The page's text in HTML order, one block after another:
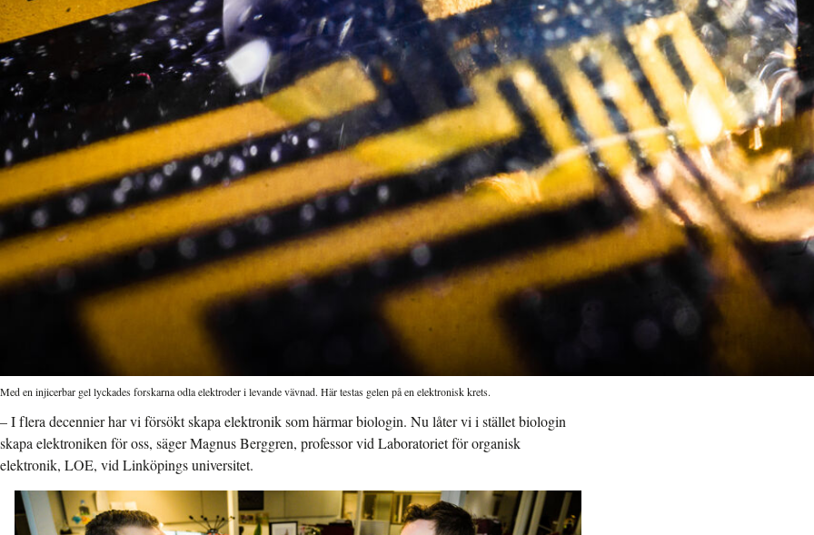
Med en injicerbar gel lyckades forskarna odla elektroder i levande vävnad. Här testas gelen på en elektronisk krets.
– I flera decennier har vi försökt skapa elektronik som härmar biologin. Nu låter vi i stället biologin
skapa elektroniken för oss, säger Magnus Berggren, professor vid Laboratoriet för organisk
elektronik, LOE, vid Linköpings universitet.